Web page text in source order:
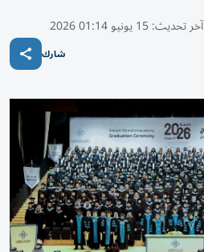
آخر تحديث:15 يونيو 01:14 2026
شارك